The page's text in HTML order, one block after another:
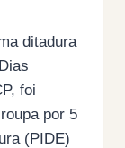
ditadura
foi
por 5
(PIDE)